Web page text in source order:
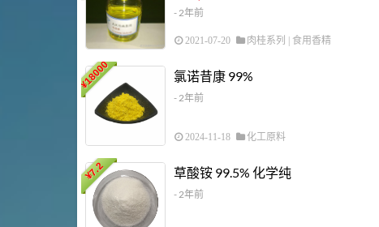
- 2年前
2021-07-20 肉桂系列 | 食用香精
¥
18000 氯诺昔康 99%
- 2年前
2024-11-18 化工原料
¥
7.2 草酸铵 99.5% 化学纯
- 2年前